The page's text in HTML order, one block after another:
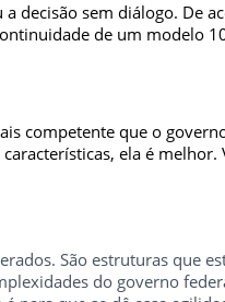
decisão sem diálogo. De
de um modelo
competente que o
ela é melhor.
São estruturas que
do governo